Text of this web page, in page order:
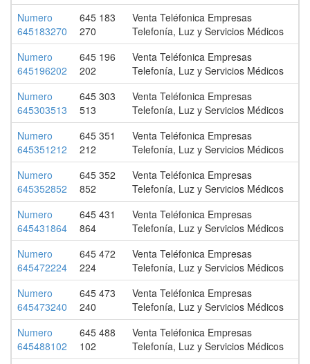
Numero
645183270
645 183
270
Venta Teléfonica Empresas
Telefonía, Luz y Servicios Médicos
Numero
645196202
645 196
202
Venta Teléfonica Empresas
Telefonía, Luz y Servicios Médicos
Numero
645303513
645 303
513
Venta Teléfonica Empresas
Telefonía, Luz y Servicios Médicos
Numero
645351212
645 351
212
Venta Teléfonica Empresas
Telefonía, Luz y Servicios Médicos
Numero
645352852
645 352
852
Venta Teléfonica Empresas
Telefonía, Luz y Servicios Médicos
Numero
645431864
645 431
864
Venta Teléfonica Empresas
Telefonía, Luz y Servicios Médicos
Numero
645472224
645 472
224
Venta Teléfonica Empresas
Telefonía, Luz y Servicios Médicos
Numero
645473240
645 473
240
Venta Teléfonica Empresas
Telefonía, Luz y Servicios Médicos
Numero
645488102
645 488
102
Venta Teléfonica Empresas
Telefonía, Luz y Servicios Médicos